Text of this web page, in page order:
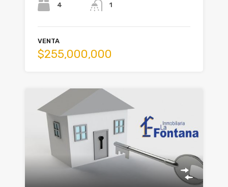
4 1
VENTA
$255,000,000